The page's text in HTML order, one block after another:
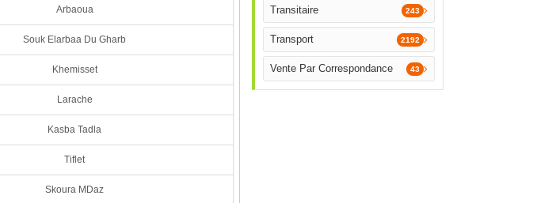
Arbaoua
Souk Elarbaa Du Gharb
Khemisset
Larache
Kasba Tadla
Tiflet
Skoura MDaz
Transitaire 243
Transport 2192
Vente Par Correspondance 43